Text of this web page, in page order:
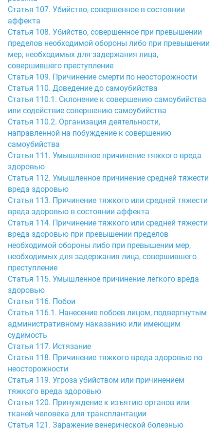
Статья 107. Убийство, совершенное в состоянии
аффекта
Статья 108. Убийство, совершенное при превышении
пределов необходимой обороны либо при превышении
мер, необходимых для задержания лица,
совершившего преступление
Статья 109. Причинение смерти по неосторожности
Статья 110. Доведение до самоубийства
Статья 110.1. Склонение к совершению самоубийства
или содействие совершению самоубийства
Статья 110.2. Организация деятельности,
направленной на побуждение к совершению
самоубийства
Статья 111. Умышленное причинение тяжкого вреда
здоровью
Статья 112. Умышленное причинение средней тяжести
вреда здоровью
Статья 113. Причинение тяжкого или средней тяжести
вреда здоровью в состоянии аффекта
Статья 114. Причинение тяжкого или средней тяжести
вреда здоровью при превышении пределов
необходимой обороны либо при превышении мер,
необходимых для задержания лица, совершившего
преступление
Статья 115. Умышленное причинение легкого вреда
здоровью
Статья 116. Побои
Статья 116.1. Нанесение побоев лицом, подвергнутым
административному наказанию или имеющим
судимость
Статья 117. Истязание
Статья 118. Причинение тяжкого вреда здоровью по
неосторожности
Статья 119. Угроза убийством или причинением
тяжкого вреда здоровью
Статья 120. Принуждение к изъятию органов или
тканей человека для трансплантации
Статья 121. Заражение венерической болезнью